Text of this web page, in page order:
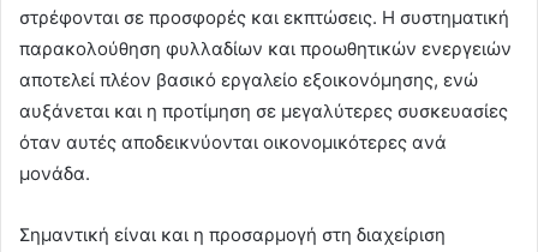
στρέφονται σε προσφορές και εκπτώσεις. Η συστηματική
παρακολούθηση φυλλαδίων και προωθητικών ενεργειών
αποτελεί πλέον βασικό εργαλείο εξοικονόμησης, ενώ
αυξάνεται και η προτίμηση σε μεγαλύτερες συσκευασίες
όταν αυτές αποδεικνύονται οικονομικότερες ανά
μονάδα.
Σημαντική είναι και η προσαρμογή στη διαχείριση